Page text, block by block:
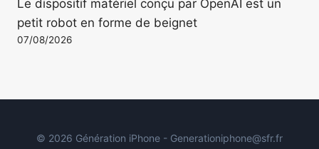
Le dispositif matériel conçu par OpenAI est un
petit robot en forme de beignet
07/08/2026
© 2026 Génération iPhone - Generationiphone@sfr.fr